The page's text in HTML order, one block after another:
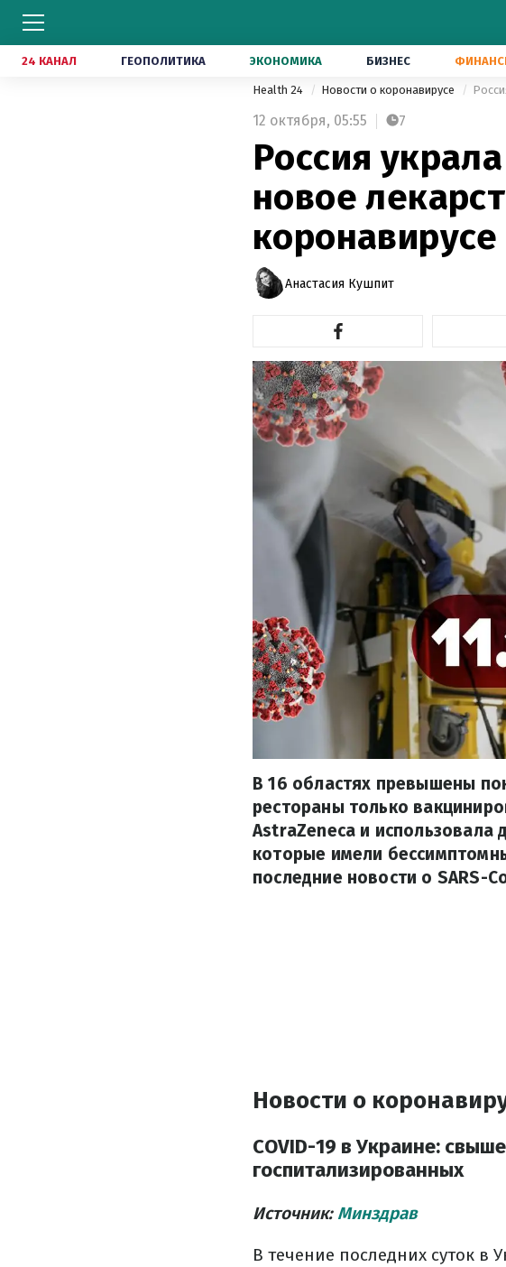
24 КАНАЛ ГЕОПОЛИТИКА ЭКОНОМИКА БИЗНЕС
Health 24 Новости о коронавирусе
12 октября, 05:55 7
Россия
новое
коронавирусе
Анастасия Кушпит
В 16 областях превышены
рестораны только
AstraZeneca и использовала
которые имели
последние новости о SARS-
Новости о
COVID-19 в Украине:
госпитализированных
Источник: Минздрав
В течение последних суток в